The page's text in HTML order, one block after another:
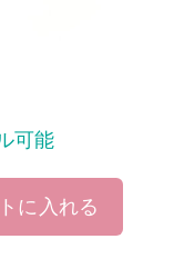
可能
に入れる